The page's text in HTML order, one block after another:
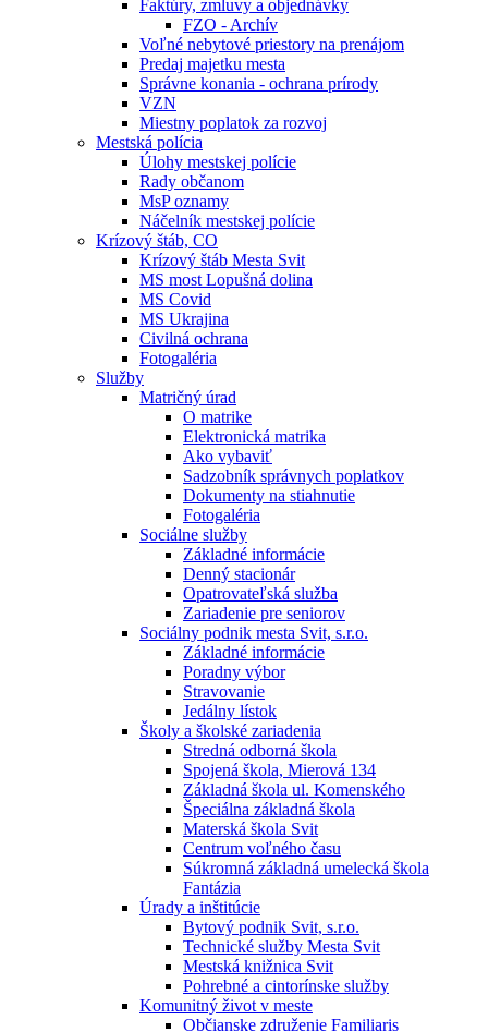
Faktúry, zmluvy a objednávky
FZO - Archív
Voľné nebytové priestory na prenájom
Predaj majetku mesta
Správne konania - ochrana prírody
VZN
Miestny poplatok za rozvoj
Mestská polícia
Úlohy mestskej polície
Rady občanom
MsP oznamy
Náčelník mestskej polície
Krízový štáb, CO
Krízový štáb Mesta Svit
MS most Lopušná dolina
MS Covid
MS Ukrajina
Civilná ochrana
Fotogaléria
Služby
Matričný úrad
O matrike
Elektronická matrika
Ako vybaviť
Sadzobník správnych poplatkov
Dokumenty na stiahnutie
Fotogaléria
Sociálne služby
Základné informácie
Denný stacionár
Opatrovateľská služba
Zariadenie pre seniorov
Sociálny podnik mesta Svit, s.r.o.
Základné informácie
Poradny výbor
Stravovanie
Jedálny lístok
Školy a školské zariadenia
Stredná odborná škola
Spojená škola, Mierová 134
Základná škola ul. Komenského
Špeciálna základná škola
Materská škola Svit
Centrum voľného času
Súkromná základná umelecká škola
Fantázia
Úrady a inštitúcie
Bytový podnik Svit, s.r.o.
Technické služby Mesta Svit
Mestská knižnica Svit
Pohrebné a cintorínske služby
Komunitný život v meste
Občianske združenie Familiaris